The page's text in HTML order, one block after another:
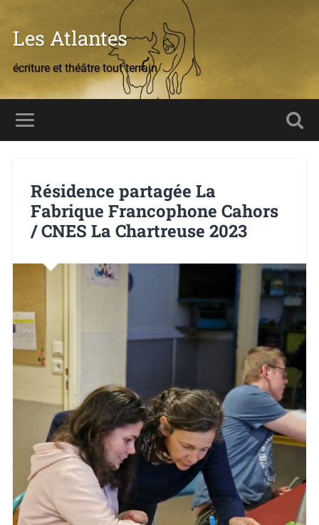
Les Atlantes
écriture et théâtre tout terrain
Résidence partagée La
Fabrique Francophone Cahors
/ CNES La Chartreuse 2023